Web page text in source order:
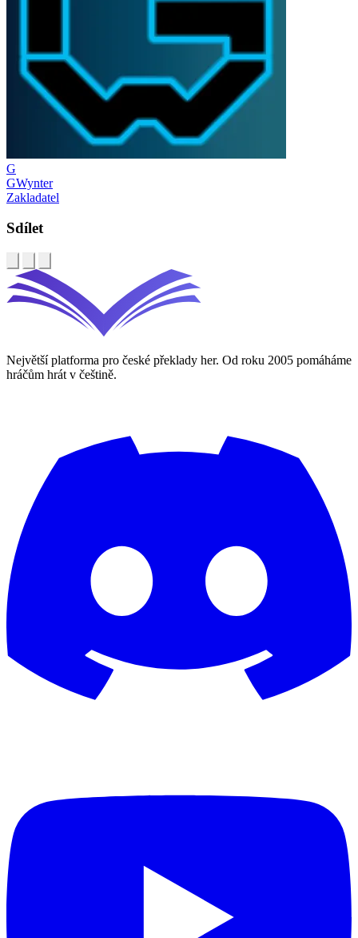
G
GWynter
Zakladatel
Sdílet
Největší platforma pro české překlady her. Od roku 2005 pomáháme
hráčům hrát v češtině.